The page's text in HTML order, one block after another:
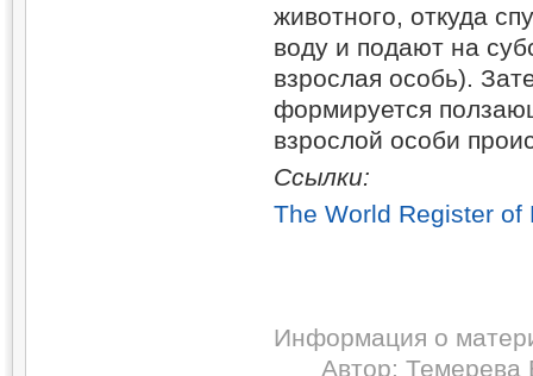
животного, откуда
воду и подают на
взрослая особь).
формируется
взрослой особи
Ссылки:
The World Register of
Информация о
Автор: Темерева